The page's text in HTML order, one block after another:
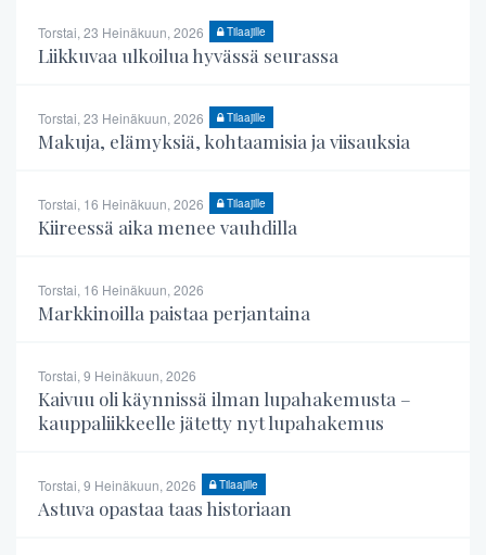
Torstai, 23 Heinäkuun, 2026 Tilaajille
Liikkuvaa ulkoilua hyvässä seurassa
Torstai, 23 Heinäkuun, 2026 Tilaajille
Makuja, elämyksiä, kohtaamisia ja viisauksia
Torstai, 16 Heinäkuun, 2026 Tilaajille
Kiireessä aika menee vauhdilla
Torstai, 16 Heinäkuun, 2026
Markkinoilla paistaa perjantaina
Torstai, 9 Heinäkuun, 2026
Kaivuu oli käynnissä ilman lupahakemusta –
kauppaliikkeelle jätetty nyt lupahakemus
Torstai, 9 Heinäkuun, 2026 Tilaajille
Astuva opastaa taas historiaan